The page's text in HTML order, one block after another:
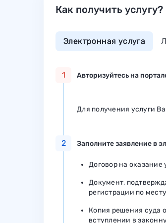
Как получить услугу?
Электронная услуга
1 Авторизуйтесь на
Для получения услуги
2 Заполните заявление в
Договор на оказание
Документ,
регистрации по
Копия решения суда
вступлении в